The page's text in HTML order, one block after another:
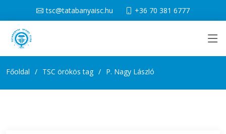
tsc@tatabanyaisc.hu +36 70 381 6777
Főoldal TSC örökös tag P. Nagy László